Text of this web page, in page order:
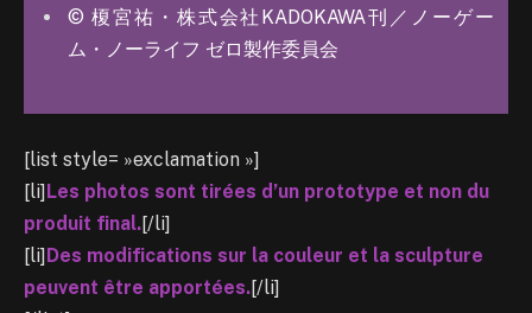
© 榎宮祐・株式会社KADOKAWA刊／ノーゲー
ム・ノーライフ ゼロ製作委員会
[list style= »exclamation »]
[li]Les photos sont tirées d’un prototype et non du
produit final.[/li]
[li]Des modifications sur la couleur et la sculpture
peuvent être apportées.[/li]